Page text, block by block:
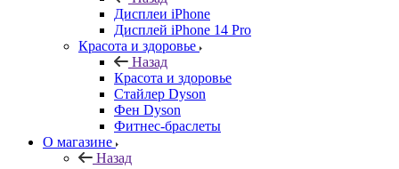
Дисплеи iPhone
Дисплей iPhone 14 Pro
Красота и здоровье
Назад
Красота и здоровье
Стайлер Dyson
Фен Dyson
Фитнес-браслеты
О магазине
Назад